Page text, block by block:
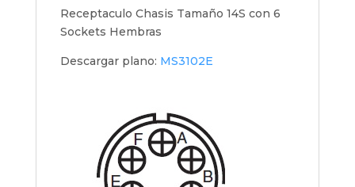
Receptaculo Chasis Tamaño 14S con 6
Sockets Hembras
Descargar plano: MS3102E